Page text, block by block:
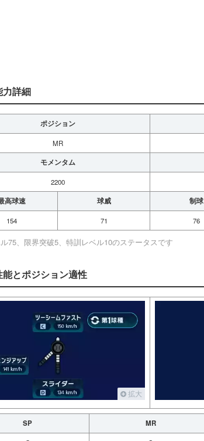
力詳細
ポジション
MR
モメンタム
2200
高球速 球威 制球
154 71 76
75、限界突破5、特訓レベル10のステータスです
能とポジション適性
拡大
SP MR